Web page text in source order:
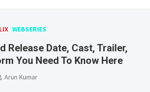
WEBSERIES
Release Date, Cast, Trailer,
You Need To Know Here
Arun Kumar